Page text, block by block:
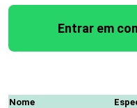
Entrar em
Nome